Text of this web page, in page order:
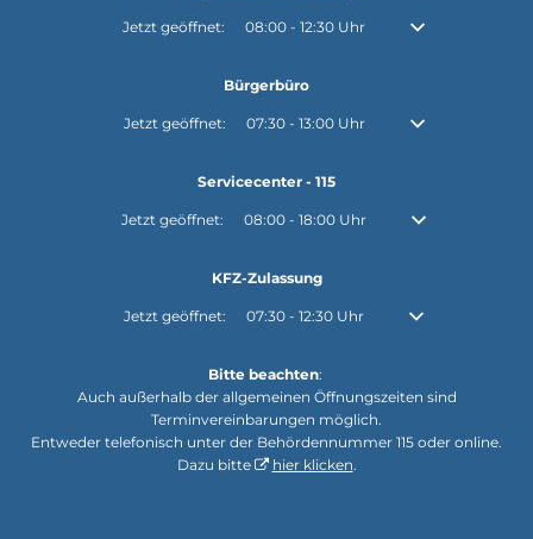
Klicken, um weitere Öffnungs- oder Schließzeiten
Jetzt geöffnet: 08:00 - 12:30 Uhr Von 08:00 bis
Bürgerbüro
Klicken, um weitere Öffnungs- oder Schließzeiten
Jetzt geöffnet: 07:30- 13:00Uhr Von 07:30 bis
Servicecenter - 115
Klicken, um weitere Öffnungs- oder Schließzeiten
Jetzt geöffnet: 08:00 - 18:00 Uhr Von 08:00 bis
KFZ-Zulassung
Klicken, um weitere Öffnungs- oder Schließzeiten
Jetzt geöffnet: 07:30 - 12:30 Uhr Von 07:30 bis 12:30
Bitte beachten:
Auch außerhalb der allgemeinen Öffnungszeiten sind
Terminvereinbarungen möglich.
Entweder telefonisch unter der Behördennummer 115 oder online.
Dazu bitte
hier klicken.